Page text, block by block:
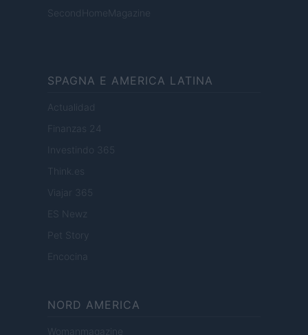
SecondHomeMagazine
SPAGNA E AMERICA LATINA
Actualidad
Finanzas 24
Investindo 365
Think.es
Viajar 365
ES Newz
Pet Story
Encocina
NORD AMERICA
Womanmagazine